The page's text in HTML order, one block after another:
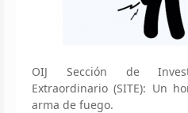
OIJ Sección de
Extraordinario (SITE): Un
arma de fuego.